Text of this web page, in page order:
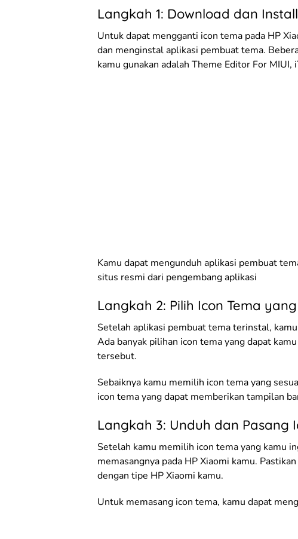
Langkah 1: Download dan
Untuk dapat mengganti icon tema pada HP
dan menginstal aplikasi pembuat tema.
kamu gunakan adalah Theme Editor For
Kamu dapat mengunduh aplikasi pembuat
situs resmi dari pengembang aplikasi
Langkah 2: Pilih Icon Tema
Setelah aplikasi pembuat tema terinstal,
Ada banyak pilihan icon tema yang dapat
tersebut.
Sebaiknya kamu memilih icon tema yang
icon tema yang dapat memberikan tampilan
Langkah 3: Unduh dan Pasang
Setelah kamu memilih icon tema yang kamu
memasangnya pada HP Xiaomi kamu.
dengan tipe HP Xiaomi kamu.
Untuk memasang icon tema, kamu dapat